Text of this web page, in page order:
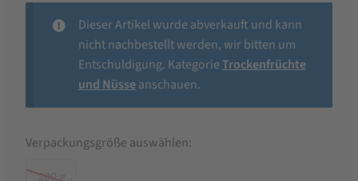
Dieser Artikel wurde abverkauft und kann
nicht nachbestellt werden, wir bitten um
Entschuldigung. KategorieTrockenfrüchte
und Nüsseanschauen.
Verpackungsgröße auswählen:
200 g